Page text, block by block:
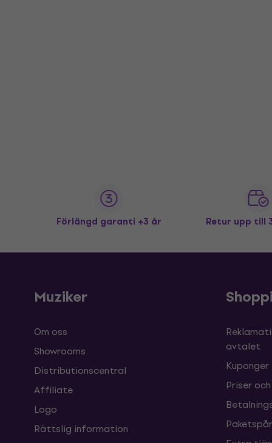
Förlängd garanti +3 år Retur upp till
Muziker
Om oss
Showrooms
Distributionscentral
Affiliate
Logo
Rättslig information
avtalet
Kuponger
Priser